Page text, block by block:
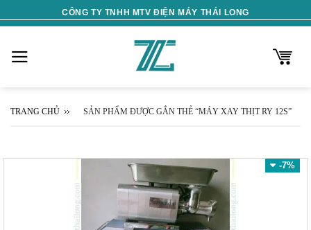
to
CÔNG TY TNHH MTV ĐIỆN MÁY THÁI LONG
TRANG CHỦ SẢN PHẨM ĐƯỢC GẮN THẺ “MÁY XAY THỊT RY 12S”
-7%